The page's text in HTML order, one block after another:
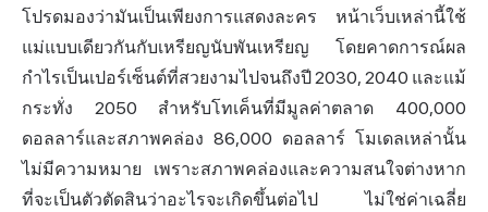
โปรดมองว่ามันเป็นเพียงการแสดงละคร หน้าเว็บเหล่านี้ใช้
แม่แบบเดียวกันกับเหรียญนับพันเหรียญ โดยคาดการณ์ผล
กำไรเป็นเปอร์เซ็นต์ที่สวยงามไปจนถึงปี 2030, 2040 และแม้
กระทั่ง 2050 สำหรับโทเค็นที่มีมูลค่าตลาด 400,000
ดอลลาร์และสภาพคล่อง 86,000 ดอลลาร์ โมเดลเหล่านั้น
ไม่มีความหมาย เพราะสภาพคล่องและความสนใจต่างหาก
ที่จะเป็นตัวตัดสินว่าอะไรจะเกิดขึ้นต่อไป ไม่ใช่ค่าเฉลี่ย